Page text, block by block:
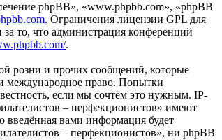
phpBB», «www.phpbb.com», «phpBB
. Ограничения лицензии GPL для
то, что администрация конференций
.
розни и прочих сообщений, которые
международное право. Попытки
если мы сочтём это нужным. IP-
– перфекционистов» имеют
введённая вами информация будет
– перфекционистов», ни phpBB